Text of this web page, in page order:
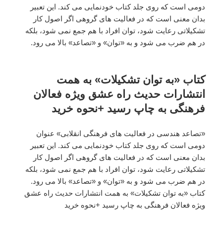
دومی است که روی جلد کتاب خودنمایی می کند. این تعبیر
بدان معنی است که در فعالیت های گروهی اگر اصول کار
تشکیلاتی رعایت شود، توان افراد با هم جمع نمی شود، بلکه
در هم ضرب می شود و به «توان» و «تصاعد» بالا می رود.
کتاب «به توان تشکیلات» به همت
انتشارات حدیث راه عشق ویژه فعالان
فرهنگی به چاپ رسید +نحوه خرید
«تصاعد هندسی در فعالیت های فرهنگی انقلابی» عنوان
دومی است که روی جلد کتاب خودنمایی می کند. این تعبیر
بدان معنی است که در فعالیت های گروهی اگر اصول کار
تشکیلاتی رعایت شود، توان افراد با هم جمع نمی شود، بلکه
در هم ضرب می شود و به «توان» و «تصاعد» بالا می رود.
کتاب «به توان تشکیلات» به همت انتشارات حدیث راه عشق
ویژه فعالان فرهنگی به چاپ رسید +نحوه خرید